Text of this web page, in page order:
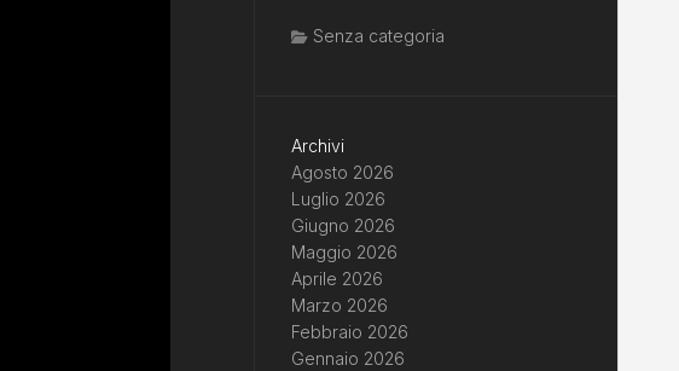
Senza categoria
Archivi
Agosto 2026
Luglio 2026
Giugno 2026
Maggio 2026
Aprile 2026
Marzo 2026
Febbraio 2026
Gennaio 2026